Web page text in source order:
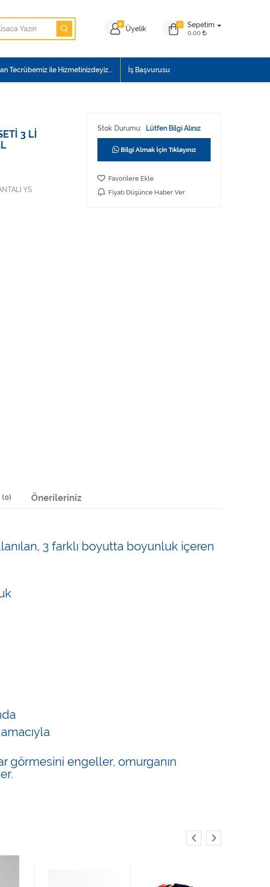
0 Sepetim
0,00
Üyelik
Tecrübemiz ile Hizmetinizdeyiz... İş Başvurusu
3 Lİ
YS
Stok Durumu: Lütfen Bilgi Alınız
Bilgi Almak İçin Tıklayınız
Favorilere Ekle
Fiyatı Düşünce Haber Ver
(0) Önerileriniz
3 farklı boyutta boyunluk içeren
görmesini engeller, omurganın